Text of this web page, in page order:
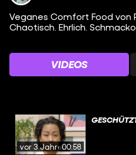
Veganes Comfort Food von
Chaotisch. Ehrlich.
VIDEOS
vor 3 Jahren00:58